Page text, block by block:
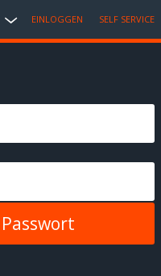
EINLOGGEN SELF SERVICE